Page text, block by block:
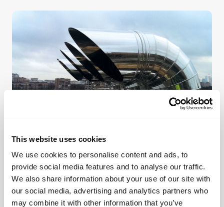
This website uses cookies
We use cookies to personalise content and ads, to
provide social media features and to analyse our traffic.
We also share information about your use of our site with
our social media, advertising and analytics partners who
may combine it with other information that you’ve
Generaattorit
SIVULLE GENERAATTORIT